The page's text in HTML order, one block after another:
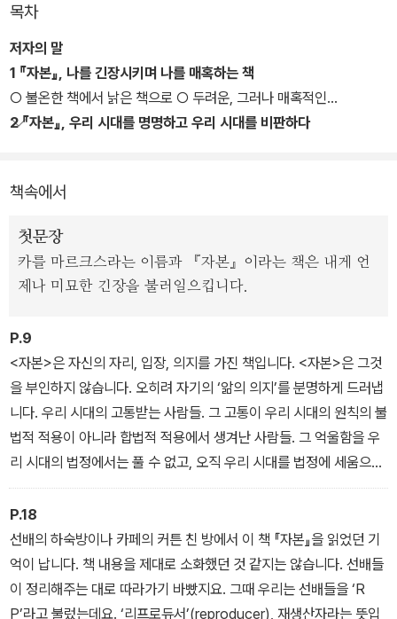
사라지지 않는다. 아니, 사상가는 한 인간과 더불어 태어나지만 그의
죽음으로 사라지지 않는다. 그 눈이 있고, 부끄러움이 있고, 다짐이 있
는 한에서 말이다.
앞으로 이어질 '북클럽 자본 시리즈'를 통해, 역사·철학·문학·인류학·
권 고유의 조명을 비추는 작업이 될 것이다. 치밀한 해석과 새로운 비
목차
저자의 말
1 『자본』, 나를 긴장시키며 나를 매혹하는 책
○ 불온한 책에서 낡은 책으로 ○ 두려운, 그러나 매혹적인
2 『자본』, 우리 시대를 명명하고 우리 시대를 비판하다
책속에서
첫문장
카를 마르크스라는 이름과 『자본』이라는 책은 내게 언
제나 미묘한 긴장을 불러일으킵니다.
P.9
<자본>은 자신의 자리, 입장, 의지를 가진 책입니다. <자본>은 그것
을 부인하지 않습니다. 오히려 자기의 ‘앎의 의지’를 분명하게 드러냅
니다. 우리 시대의 고통받는 사람들. 그 고통이 우리 시대의 원칙의 불
법적 적용이 아니라 합법적 적용에서 생겨난 사람들. 그 억울함을 우
리 시대의 법정에서는 풀 수 없고, 오직 우리 시대를 법정에 세움으로
써만 풀 수 있는 사람들. 이 책은 그들의 체험에 대한 요약이자 그들의
체험에서 나온 비판입니다. 그러므로 이 책은 바로 당신, 프롤레타리
아트에게 바치는 책입니다.
P.18
선배의 하숙방이나 카페의 커튼 친 방에서 이 책 『자본』을 읽었던 기
억이 납니다. 책 내용을 제대로 소화했던 것 같지는 않습니다. 선배들
이 정리해주는 대로 따라가기 바빴지요. 그때 우리는 선배들을 ‘R
P’라고 불렀는데요. ‘리프로듀서’(reproducer), 재생산자라는 뜻입